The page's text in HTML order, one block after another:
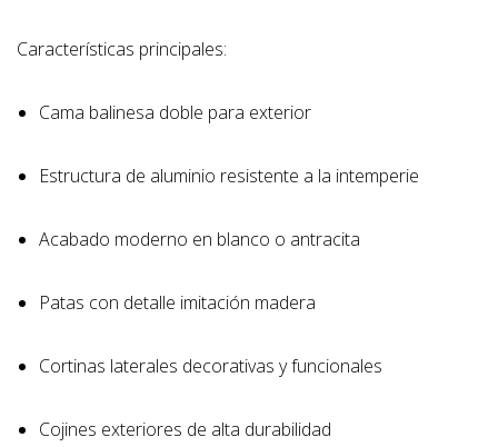
Características principales:
Cama balinesa doble para exterior
Estructura de aluminio resistente a la intemperie
Acabado moderno en blanco o antracita
Patas con detalle imitación madera
Cortinas laterales decorativas y funcionales
Cojines exteriores de alta durabilidad